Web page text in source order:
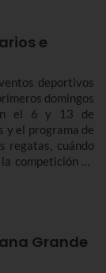
e
deportivos
domingos
el 6 y 13 de
y el programa de
regatas, cuándo
competición de
Grande